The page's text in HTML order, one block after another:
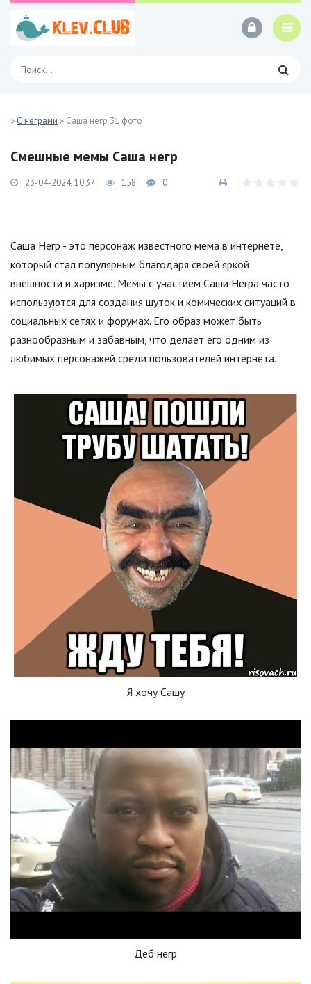
» С неграми » Саша негр 31 фото
Смешные мемы Саша негр
23-04-2024, 10:37 158 0
Саша Негр - это персонаж известного мема в интернете,
который стал популярным благодаря своей яркой
внешности и харизме. Мемы с участием Саши Негра часто
используются для создания шуток и комических ситуаций в
социальных сетях и форумах. Его образ может быть
разнообразным и забавным, что делает его одним из
любимых персонажей среди пользователей интернета.
Я хочу Сашу
Деб негр